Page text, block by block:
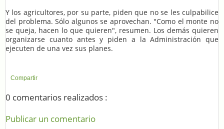
Y los agricultores, por su parte, piden que no se les culpabilice
del problema. Sólo algunos se aprovechan. "Como el monte no
se queja, hacen lo que quieren", resumen. Los demás quieren
organizarse cuanto antes y piden a la Administración que
ejecuten de una vez sus planes.
Compartir
0 comentarios realizados :
Publicar un comentario